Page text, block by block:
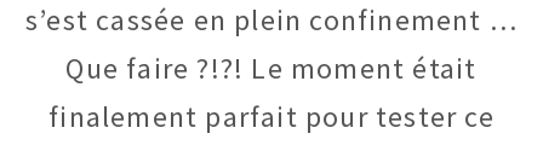
s’est cassée en plein confinement …
Que faire ?!?! Le moment était
finalement parfait pour tester ce